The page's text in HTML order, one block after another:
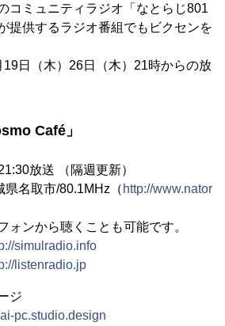
コミュニティラジオ「なとらじ801
提供するラジオ番組でもビクセンを
日（木）26日（木）21時からの放
Café」
放送 （隔週更新）
名取市/80.1MHz（ http://www.nator
ォンから聴くことも可能です。
simulradio.info
listenradio.jp
ジ
pc.studio.design